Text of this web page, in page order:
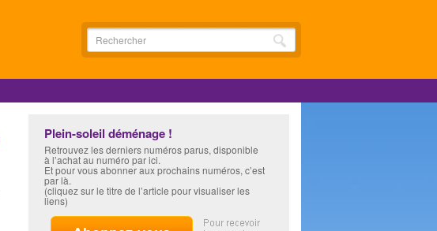
Plein-soleil déménage !
Retrouvez les derniers numéros parus, disponible
à l’achat au numéro par ici.
Et pour vous abonner aux prochains numéros, c’est
par là.
(cliquez sur le titre de l’article pour visualiser les
liens)